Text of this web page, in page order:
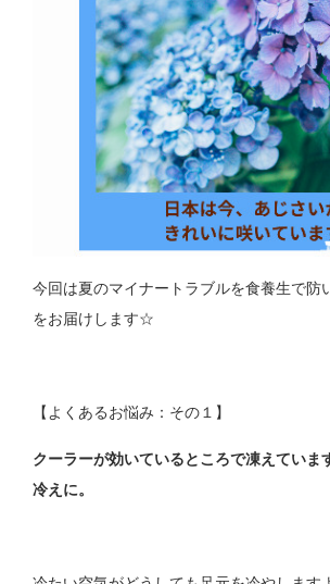
今回は夏のマイナートラブルを食養生で防
をお届けします☆
【よくあるお悩み：その１】
クーラーが効いているところで凍えてい
冷えに。